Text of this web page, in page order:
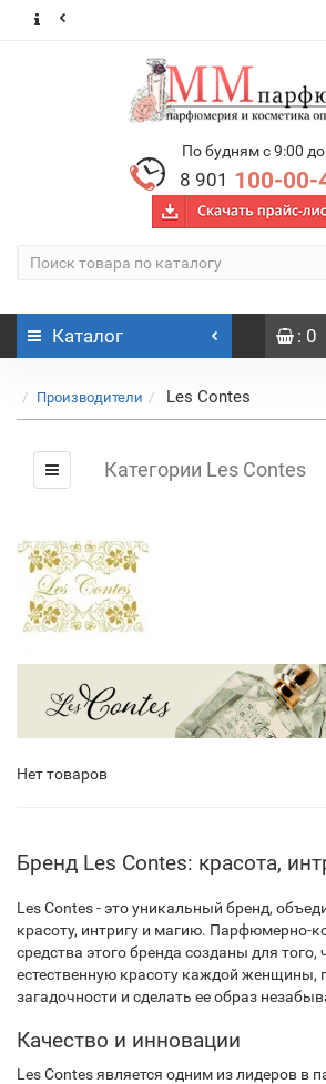
По будням с 9:00
8 901 100-00-
Каталог : 0
Производители Les Contes
Категории Les Contes
Нет товаров
Бренд Les Contes: красота,
Les Contes - это уникальный бренд,
красоту, интригу и магию. Парфюмерно-
средства этого бренда созданы для
естественную красоту каждой женщины,
загадочности и сделать ее образ
Качество и инновации
Les Contes является одним из лидеров в